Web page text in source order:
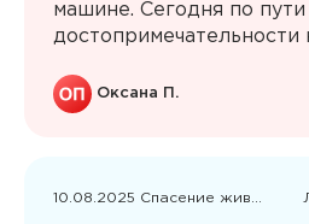
машине. Сегодня по
достопримечательности
колесом, а мы с детьми
на жуткой жаре,
нужного шиномонтажа,
Оксана П.
10.08.2025 Спасение животных